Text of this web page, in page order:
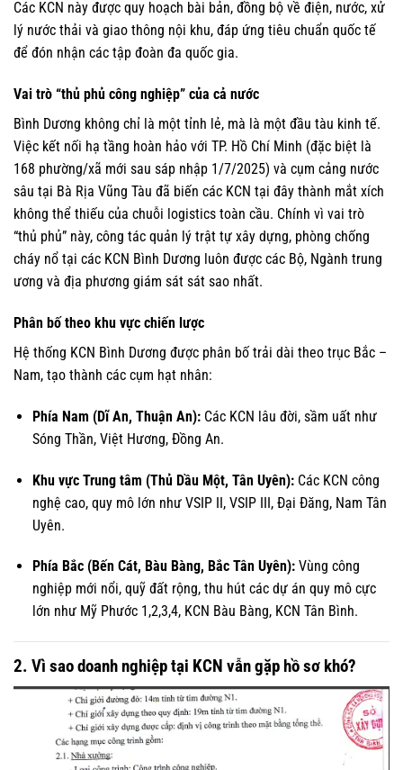
Các KCN này được quy hoạch bài bản, đồng bộ về điện, nước, xử
lý nước thải và giao thông nội khu, đáp ứng tiêu chuẩn quốc tế
để đón nhận các tập đoàn đa quốc gia.
Vai trò “thủ phủ công nghiệp” của cả nước
Bình Dương không chỉ là một tỉnh lẻ, mà là một đầu tàu kinh tế.
Việc kết nối hạ tầng hoàn hảo với TP. Hồ Chí Minh (đặc biệt là
168 phường/xã mới sau sáp nhập 1/7/2025) và cụm cảng nước
sâu tại Bà Rịa Vũng Tàu đã biến các KCN tại đây thành mắt xích
không thể thiếu của chuỗi logistics toàn cầu. Chính vì vai trò
“thủ phủ” này, công tác quản lý trật tự xây dựng, phòng chống
cháy nổ tại các KCN Bình Dương luôn được các Bộ, Ngành trung
ương và địa phương giám sát sát sao nhất.
Phân bố theo khu vực chiến lược
Hệ thống KCN Bình Dương được phân bố trải dài theo trục Bắc –
Nam, tạo thành các cụm hạt nhân:
Phía Nam (Dĩ An, Thuận An):Các KCN lâu đời, sầm uất như
Sóng Thần, Việt Hương, Đồng An.
Khu vực Trung tâm (Thủ Dầu Một, Tân Uyên):Các KCN công
nghệ cao, quy mô lớn như VSIP II, VSIP III, Đại Đăng, Nam Tân
Uyên.
Phía Bắc (Bến Cát, Bàu Bàng, Bắc Tân Uyên):Vùng công
nghiệp mới nổi, quỹ đất rộng, thu hút các dự án quy mô cực
lớn như Mỹ Phước 1,2,3,4, KCN Bàu Bàng, KCN Tân Bình.
2. Vì sao doanh nghiệp tại KCN vẫn gặp hồ sơ khó?